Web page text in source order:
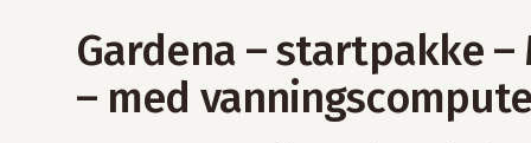
Gardena – startpakke –
– med